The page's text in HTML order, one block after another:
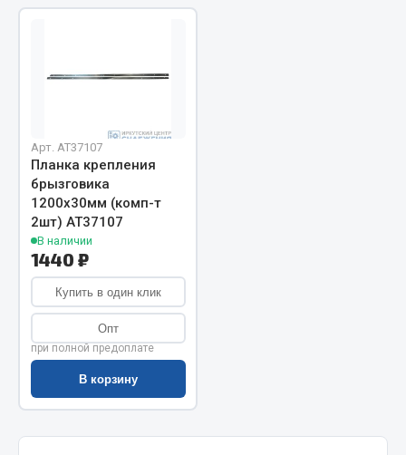
Блоки реле и предохранителей
Выключатели кнопочные
Показать ещё
Весь раздел
Запчасти на полуприцепы
Амортизаторы для полуприцепов
Весь раздел
Запчасти КамАЗ
Арт. AT37107
Планка крепления
брызговика
1200х30мм (комп-т
2шт) АТ37107
В наличии
1440 ₽
Купить в один клик
Опт
при полной предоплате
В корзину